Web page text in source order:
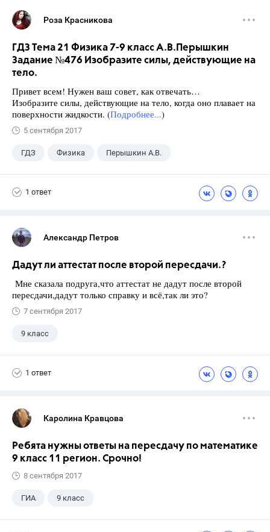
Роза Красникова
ГДЗ Тема 21 Физика 7-9 класс А.В.Перышкин
Задание №476 Изобразите силы, действующие на
тело.
Привет всем! Нужен ваш совет, как отвечать…
Изобразите силы, действующие на тело, когда оно плавает на
поверхности жидкости. (Подробнее...)
5 сентября 2017
ГДЗ Физика Перышкин А.В.
1 ответ
Александр Петров
Дадут ли аттестат после второй пересдачи.?
Мне сказала подруга,что аттестат не дадут после второй
пересдачи,дадут только справку и всё,так ли это?
7 сентября 2017
9 класс
1 ответ
Каролина Кравцова
Ребята нужны ответы на пересдачу по математике
9 класс 11 регион. Срочно!
8 сентября 2017
ГИА 9 класс